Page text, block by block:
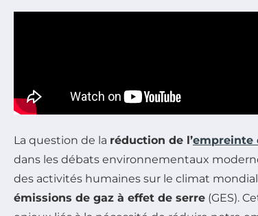
La question de la réduction de l’empreinte
dans les débats environnementaux
des activités humaines sur le climat
émissions de gaz à effet de serre (GES).